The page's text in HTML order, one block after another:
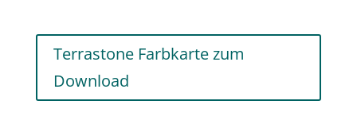
Terrastone Farbkarte zum
Download